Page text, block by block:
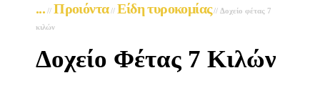
... // Προιόντα// Είδη τυροκομίας//Δοχείο φέτας 7
κιλών
Δοχείο Φέτας 7 Κιλών